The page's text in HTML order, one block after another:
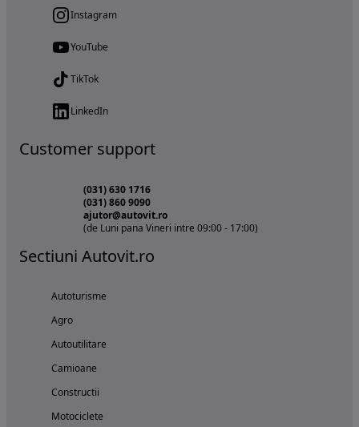
Instagram
YouTube
TikTok
LinkedIn
Customer support
(031) 630 1716
(031) 860 9090
ajutor@autovit.ro
(de Luni pana Vineri intre 09:00 - 17:00)
Sectiuni Autovit.ro
Autoturisme
Agro
Autoutilitare
Camioane
Constructii
Motociclete